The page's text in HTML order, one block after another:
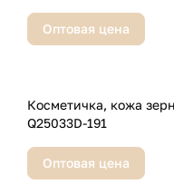
Оптовая цена
Косметичка, кожа зернистая,
Q25033D-191
Оптовая цена